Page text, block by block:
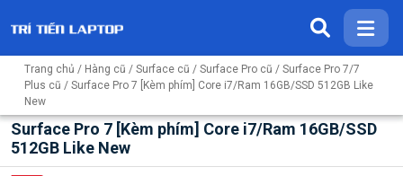
Trang chủ / Hàng cũ / Surface cũ / Surface Pro cũ / Surface Pro 7/7
Plus cũ / Surface Pro 7 [Kèm phím] Core i7/Ram 16GB/SSD 512GB Like
New
Surface Pro 7 [Kèm phím] Core i7/Ram 16GB/SSD
512GB Like New